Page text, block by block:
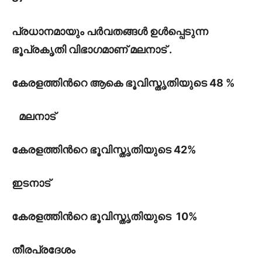
പ്രധാനമായും പർവതങ്ങൾ ഉൾപ്പെടുന്ന
ഭൂപ്രകൃതി വിഭാഗമാണ് മലനാട് .
കേരളത്തിൻറെ ആകെ ഭൂവിസ്തൃതിയുടെ 48 %
മലനാട്
കേരളത്തിൻറെ ഭൂവിസ്തൃതിയുടെ 42%
ഇടനാട്
കേരളത്തിൻറെ ഭൂവിസ്തൃതിയുടെ 10%
തീരപ്രദേശം